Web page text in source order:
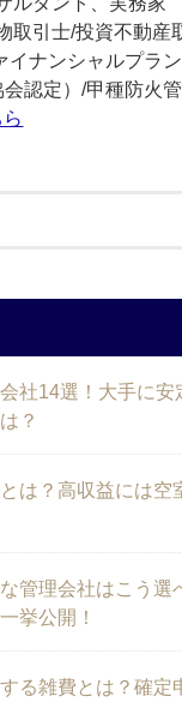
取引士/投資不動産
イナンシャルプラ
認定）/甲種防火
社14選！大手に安
？
は？高収益には空
管理会社はこう選
挙公開！
る雑費とは？確定